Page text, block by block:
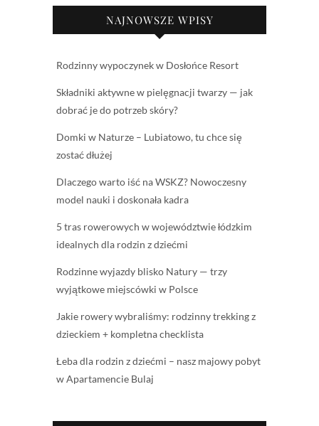
NAJNOWSZE WPISY
Rodzinny wypoczynek w Dosłońce Resort
Składniki aktywne w pielęgnacji twarzy — jak
dobrać je do potrzeb skóry?
Domki w Naturze – Lubiatowo, tu chce się
zostać dłużej
Dlaczego warto iść na WSKZ? Nowoczesny
model nauki i doskonała kadra
5 tras rowerowych w województwie łódzkim
idealnych dla rodzin z dziećmi
Rodzinne wyjazdy blisko Natury — trzy
wyjątkowe miejscówki w Polsce
Jakie rowery wybraliśmy: rodzinny trekking z
dzieckiem + kompletna checklista
Łeba dla rodzin z dziećmi – nasz majowy pobyt
w Apartamencie Bulaj